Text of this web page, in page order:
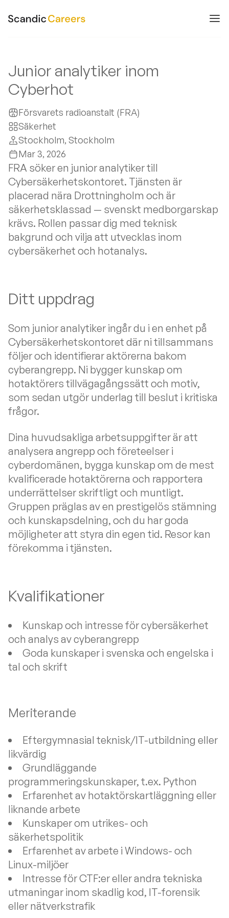
Junior analytiker inom
Cyberhot
Försvarets radioanstalt (FRA)
Säkerhet
Stockholm, Stockholm
Mar 3, 2026
FRA söker en junior analytiker till
Cybersäkerhetskontoret. Tjänsten är
placerad nära Drottningholm och är
säkerhetsklassad — svenskt medborgarskap
krävs. Rollen passar dig med teknisk
bakgrund och vilja att utvecklas inom
cybersäkerhet och hotanalys.
Ditt uppdrag
Som junior analytiker ingår du i en enhet på
Cybersäkerhetskontoret där ni tillsammans
följer och identifierar aktörerna bakom
cyberangrepp. Ni bygger kunskap om
hotaktörers tillvägagångssätt och motiv,
som sedan utgör underlag till beslut i kritiska
frågor.
Dina huvudsakliga arbetsuppgifter är att
analysera angrepp och företeelser i
cyberdomänen, bygga kunskap om de mest
kvalificerade hotaktörerna och rapportera
underrättelser skriftligt och muntligt.
Gruppen präglas av en prestigelös stämning
och kunskapsdelning, och du har goda
möjligheter att styra din egen tid. Resor kan
förekomma i tjänsten.
Kvalifikationer
Kunskap och intresse för cybersäkerhet
och analys av cyberangrepp
Goda kunskaper i svenska och engelska i
tal och skrift
Meriterande
Eftergymnasial teknisk/IT-utbildning eller
likvärdig
Grundläggande
programmeringskunskaper, t.ex. Python
Erfarenhet av hotaktörskartläggning eller
liknande arbete
Kunskaper om utrikes- och
säkerhetspolitik
Erfarenhet av arbete i Windows- och
Linux-miljöer
Intresse för CTF:er eller andra tekniska
utmaningar inom skadlig kod, IT-forensik
eller nätverkstrafik